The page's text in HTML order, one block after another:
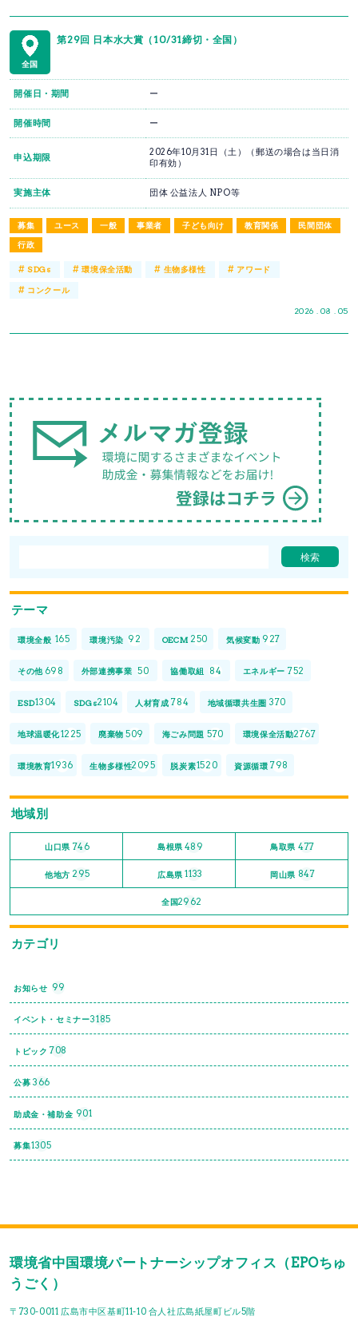
全国
第29回 日本水大賞（10/31締切・全国）
募集 ユース 一般 事業者 子ども向け 教育関係
民間団体
行政
2026 . 08 . 05
開催日・期間 ー
開催時間 ー
申込期限
2026年10月31日（土）（郵送の場合は当日消
印有効）
実施主体 団体 公益法人 NPO等
#SDGs #環境保全活動 # 生物多様性 # アワード
# コンクール
テーマ
環境全般 165 環境汚染 92 OECM 250 気候変動 927
その他 698 外部連携事業 50 協働取組 84 エネルギー 752
ESD1304 SDGs2104 人材育成 784 地域循環共生圏 370
地球温暖化1225 廃棄物 509 海ごみ問題 570 環境保全活動2767
環境教育1936 生物多様性2095 脱炭素1520 資源循環 798
地域別
山口県 746 島根県 489 鳥取県 477
他地方 295 広島県 1133 岡山県 847
全国2962
カテゴリ
お知らせ 99
イベント・セミナー3185
トピック 708
公募 366
助成金・補助金 901
募集1305
環境省中国環境パートナーシップオフィス（EPOちゅ
うごく）
〒730-0011 広島市中区基町11-10 合人社広島紙屋町ビル5階